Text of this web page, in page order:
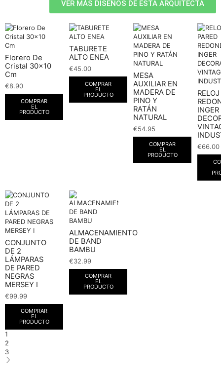
VER MÁS DISEÑOS DE ESTA ARQUITECTA
Florero De
Cristal 30×10
Cm
€8.90
COMPRAR
EL
PRODUCTO
TABURETE
ALTO ENEA
€45.00
COMPRAR
EL
PRODUCTO
MESA
AUXILIAR EN
MADERA DE
PINO Y
RATÁN
NATURAL
€54.95
COMPRAR
EL
PRODUCTO
INGER
€66.00
CONJUNTO
DE 2
LÁMPARAS
DE PARED
NEGRAS
MERSEY I
€99.99
COMPRAR
EL
PRODUCTO
ALMACENAMIENTO
DE BAND
BAMBU
€32.99
COMPRAR
EL
PRODUCTO
1
2
3